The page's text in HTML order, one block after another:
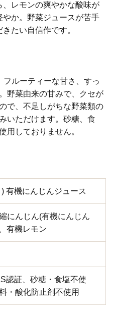
レモンの爽やかな酸味が
か。野菜ジュースが苦手
たい自信作です。
ルーティーな甘さ、すっ
野菜由来の甘みで、クセが
で、不足しがちな野菜類の
いただけます。砂糖、食
用しておりません。
有機にんじんジュース
にんじん(有機にんじん
有機レモン
認証、砂糖・食塩不使
・酸化防止剤不使用